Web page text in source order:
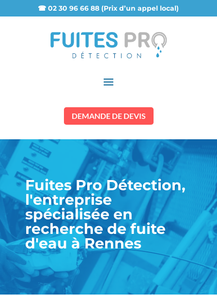
☎ 02 30 96 66 88 (Prix d’un appel local)
DEMANDE DE DEVIS
Fuites Pro Détection,
l'entreprise
spécialisée en
recherche de fuite
d'eau à Rennes